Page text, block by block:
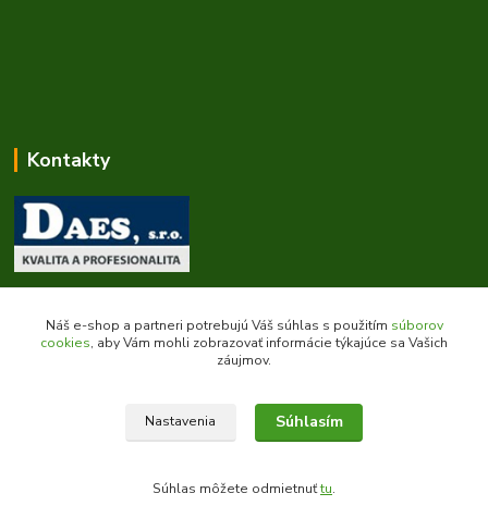
Kontakty
Zákaznícka podpora daes.sk
+421 903 707 668
(Po-Pia, 8-16 hod.)
Náš e-shop a partneri potrebujú Váš súhlas s použitím súborov
cookies, aby Vám mohli zobrazovať informácie týkajúce sa Vašich
záujmov.
Nastavenia Súhlasím
Súhlas môžete odmietnuťtu.